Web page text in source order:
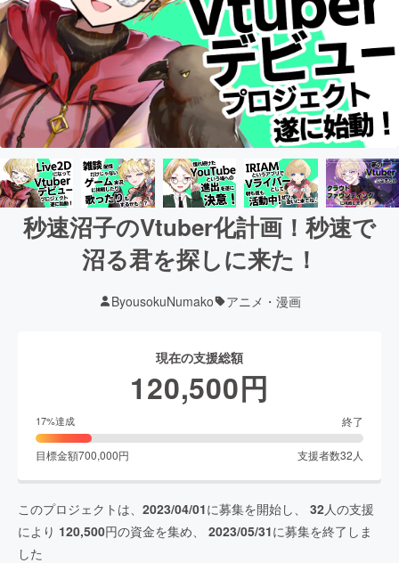
秒速沼子のVtuber化計画！秒速で
沼る君を探しに来た！
ByousokuNumako アニメ・漫画
現在の支援総額
120,500円
17%達成 終了
目標金額700,000円 支援者数32 人
このプロジェクトは、 2023/04/01に募集を開始し、 32人の支援
により 120,500円の資金を集め、 2023/05/31に募集を終了しま
した